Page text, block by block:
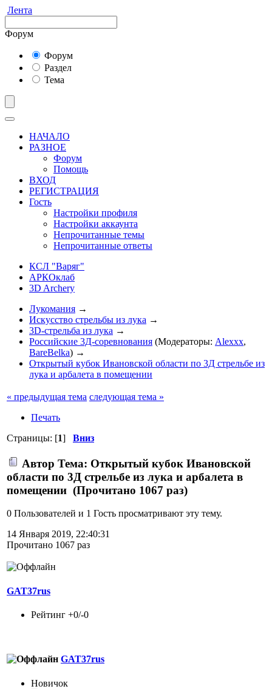
Лента
Форум
Форум
Раздел
Тема
НАЧАЛО
РАЗНОЕ
Форум
Помощь
ВХОД
РЕГИСТРАЦИЯ
Гость
Настройки профиля
Настройки аккаунта
Непрочитанные темы
Непрочитанные ответы
КСЛ "Варяг"
АРКОклаб
3D Archery
Лукомания →
Искусство стрельбы из лука →
3D-стрельба из лука →
Российские 3Д-соревнования (Модераторы: Alexxx,
BareBelka) →
Открытый кубок Ивановской области по 3Д стрельбе из
лука и арбалета в помещении
« предыдущая тема следующая тема »
Печать
Страницы: [1] Вниз
Автор Тема: Открытый кубок Ивановской
области по 3Д стрельбе из лука и арбалета в
помещении (Прочитано 1067 раз)
0 Пользователей и 1 Гость просматривают эту тему.
14 Января 2019, 22:40:31
Прочитано 1067 раз
GAT37rus
Рейтинг +0/-0
GAT37rus
Новичок